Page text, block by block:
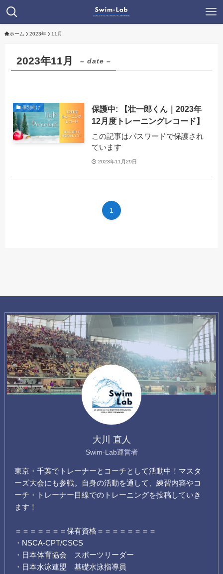
ホーム 2023年 11月
2023年11月 – date –
個別向け
保護中: 【壮一郎くん｜2023年
12月度トレーニングレコード】
この記事はパスワードで保護され
ています
2023年11月29日
1
大川 直人
Swim-Lab運営者
東京・千葉でトレーナーとコーチとして活動中！マスタ
ーズ大会にも参戦。自身の活動を通して、練習内容やコ
ーチ・トレーナー目線でのトレーニングを投稿していき
ます！
＝＝＝＝＝＝＝保有資格＝＝＝＝＝＝＝＝
・NSCA-CPT/CSCS
・日本体育協会 スポーツリーダー
・日本水泳連盟 基礎水泳指導員